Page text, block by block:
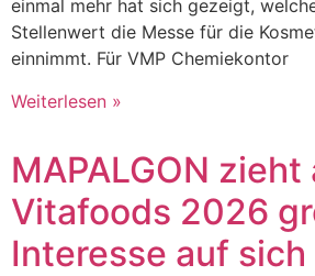
einmal mehr hat sich gezeigt,
Stellenwert die Messe für die
einnimmt. Für VMP Chemiekontor
Weiterlesen »
MAPALGON
Vitafoods 2026
Interesse auf sich